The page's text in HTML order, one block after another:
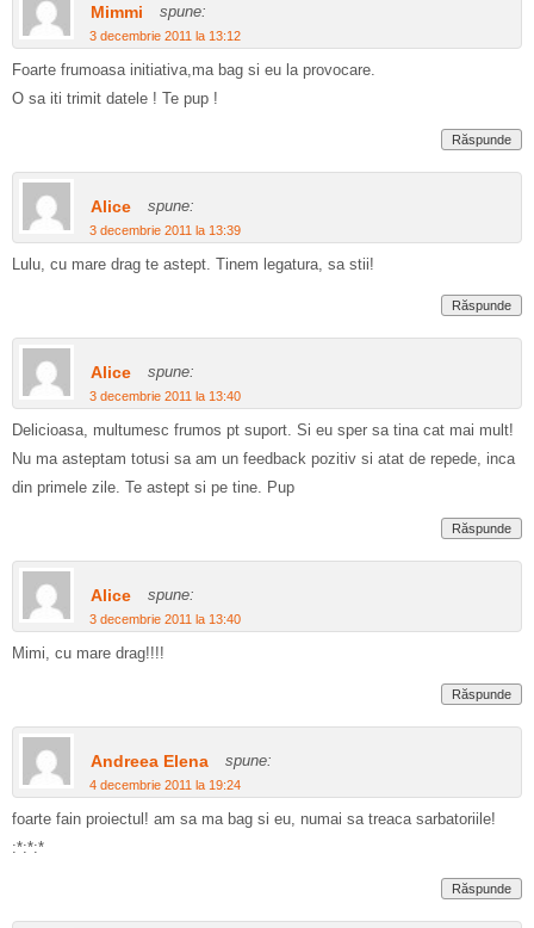
Mimmi spune:
3 decembrie 2011 la 13:12
Foarte frumoasa initiativa,ma bag si eu la provocare.
O sa iti trimit datele ! Te pup !
Răspunde
Alice spune:
3 decembrie 2011 la 13:39
Lulu, cu mare drag te astept. Tinem legatura, sa stii!
Răspunde
Alice spune:
3 decembrie 2011 la 13:40
Delicioasa, multumesc frumos pt suport. Si eu sper sa tina cat mai mult!
Nu ma asteptam totusi sa am un feedback pozitiv si atat de repede, inca
din primele zile. Te astept si pe tine. Pup
Răspunde
Alice spune:
3 decembrie 2011 la 13:40
Mimi, cu mare drag!!!!
Răspunde
Andreea Elena spune:
4 decembrie 2011 la 19:24
foarte fain proiectul! am sa ma bag si eu, numai sa treaca sarbatoriile!
:*:*:*
Răspunde